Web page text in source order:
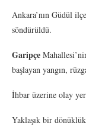
Ankara’nın Güdül
söndürüldü.
Garipçe
başlayan yangın,
İhbar üzerine olay
Yaklaşık bir